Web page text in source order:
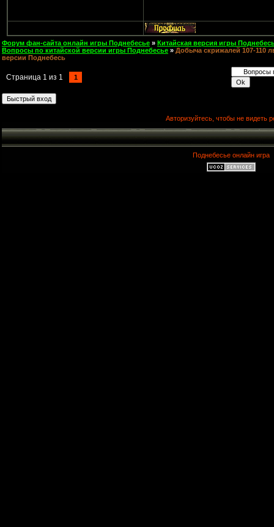
Форум фан-сайта онлайн игры Поднебесье » Китайская версия игры
Вопросы по китайской версии игры Поднебесье » Добыча скрижалей 107-110
версии Поднебесь
Страница 1 из 1 1
Авторизуйтесь, чтобы не видеть
Поднебесье онлайн игра